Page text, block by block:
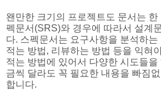
왠만한 크기의 프로젝트도 문서는
펙문서(SRS)와 경우에 따라서 설계
다. 스펙문서는 요구사항을 분석하
적는 방법, 리뷰하는 방법 등을 익혀
적는 방법에 있어서 다양한 시도들
금씩 달라도 꼭 필요한 내용을 빠짐
합니다.